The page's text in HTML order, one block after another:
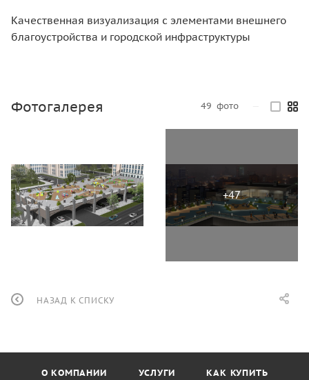
Качественная визуализация с элементами внешнего
благоустройства и городской инфраструктуры
Фотогалерея 49 фото
НАЗАД К СПИСКУ
О КОМПАНИИ УСЛУГИ КАК КУПИТЬ